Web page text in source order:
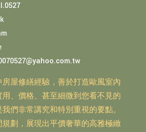
屋修繕經驗，善於打造歐風室內
、價格、甚至細微到您看不見的
們非常講究和特別重視的要點。
劃，展現出平價奢華的高雅極緻